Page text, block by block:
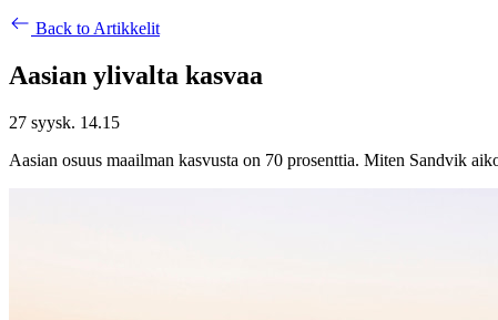
Back to Artikkelit
Aasian ylivalta kasvaa
27 syysk. 14.15
Aasian osuus maailman kasvusta on 70 prosenttia. Miten Sandvik